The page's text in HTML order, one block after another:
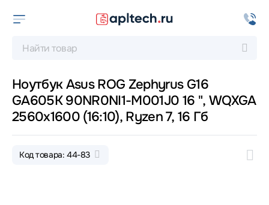
Ноутбук Asus ROG Zephyrus G16
GA605K 90NR0NI1-M001J0 16 ", WQXGA
2560x1600 (16:10), Ryzen 7, 16 Гб
Код товара: 44-83